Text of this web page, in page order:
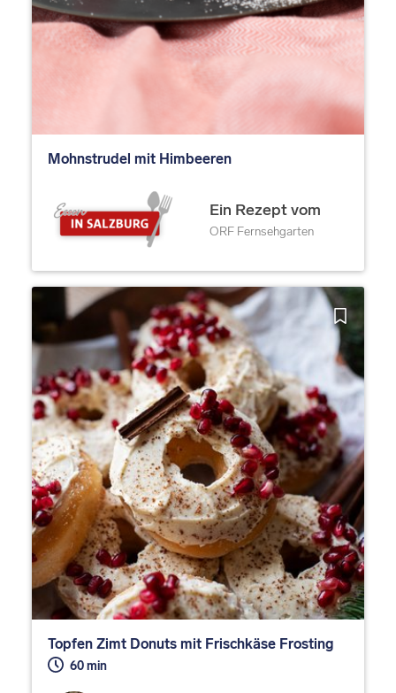
Mohnstrudel mit Himbeeren
Ein Rezept vom
ORF Fernsehgarten
Topfen Zimt Donuts mit Frischkäse Frosting
60 min